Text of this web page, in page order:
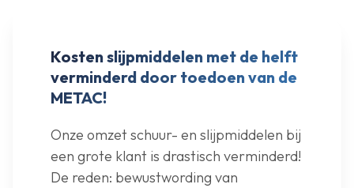
Kosten slijpmiddelen met de helft
verminderd door toedoen van de
METAC!
Onze omzet schuur- en slijpmiddelen bij
een grote klant is drastisch verminderd!
De reden: bewustwording van